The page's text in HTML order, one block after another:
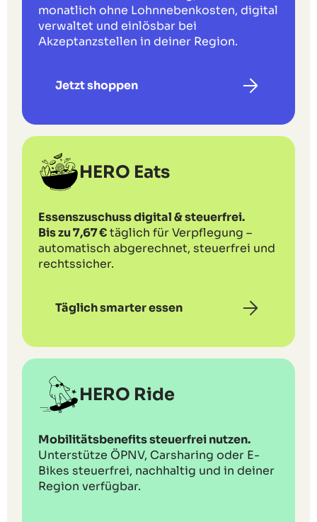
monatlich ohne Lohnnebenkosten, digital
verwaltet und einlösbar bei
Akzeptanzstellen in deiner Region.
Jetzt shoppen
HERO Eats
Essenszuschuss digital & steuerfrei.
Bis zu 7,67 €täglich für Verpflegung –
automatisch abgerechnet, steuerfrei und
rechtssicher.
Täglich smarter essen
HERO Ride
Mobilitätsbenefits steuerfrei nutzen.
Unterstütze ÖPNV, Carsharing oder E-
Bikes steuerfrei, nachhaltig und in deiner
Region verfügbar.